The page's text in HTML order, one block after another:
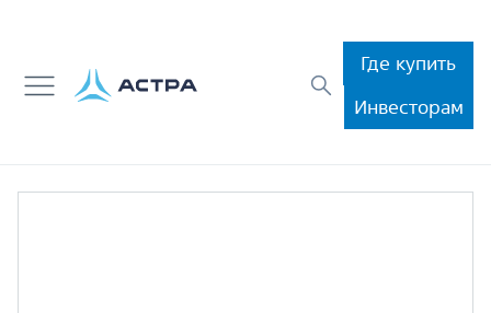
Где купить
Инвесторам